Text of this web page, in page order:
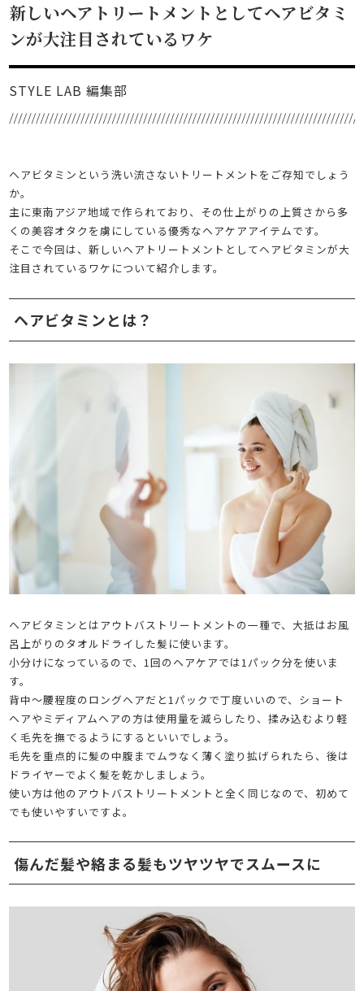
新しいヘアトリートメントとしてヘアビタミ
ンが大注目されているワケ
STYLE LAB 編集部
ヘアビタミンという洗い流さないトリートメントをご存知でしょう
か。
主に東南アジア地域で作られており、その仕上がりの上質さから多
くの美容オタクを虜にしている優秀なヘアケアアイテムです。
そこで今回は、新しいヘアトリートメントとしてヘアビタミンが大
注目されているワケについて紹介します。
ヘアビタミンとは？
ヘアビタミンとはアウトバストリートメントの一種で、大抵はお風
呂上がりのタオルドライした髪に使います。
小分けになっているので、1回のヘアケアでは1パック分を使いま
す。
背中～腰程度のロングヘアだと1パックで丁度いいので、ショート
ヘアやミディアムヘアの方は使用量を減らしたり、揉み込むより軽
く毛先を撫でるようにするといいでしょう。
毛先を重点的に髪の中腹までムラなく薄く塗り拡げられたら、後は
ドライヤーでよく髪を乾かしましょう。
使い方は他のアウトバストリートメントと全く同じなので、初めて
でも使いやすいですよ。
傷んだ髪や絡まる髪もツヤツヤでスムースに